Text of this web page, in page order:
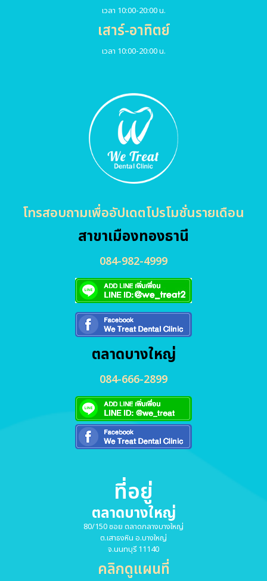
เวลา 10:00-20:00 น.
เสาร์-อาทิตย์
เวลา 10:00-20:00 น.
โทรสอบถามเพื่ออัปเดตโปรโมชั่นรายเดือน
สาขาเมืองทองธานี
084-982-4999
ตลาดบางใหญ่
084-666-2899
ที่อยู่
ตลาดบางใหญ่
80/150 ซอย ตลาดกลางบางใหญ่
ต.เสาธงหิน อ.บางใหญ่
จ.นนทบุรี 11140
คลิกดูแผนที่